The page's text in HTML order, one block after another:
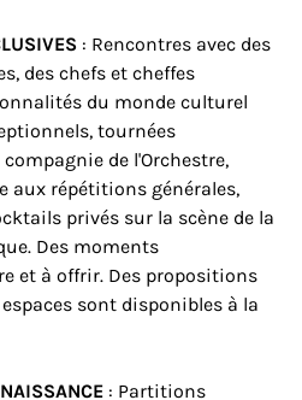
: Rencontres avec des
des chefs et cheffes
du monde culturel
tournées
de l'Orchestre,
aux répétitions générales,
privés sur la scène de la
Des moments
et à offrir. Des propositions
sont disponibles à la
: Partitions